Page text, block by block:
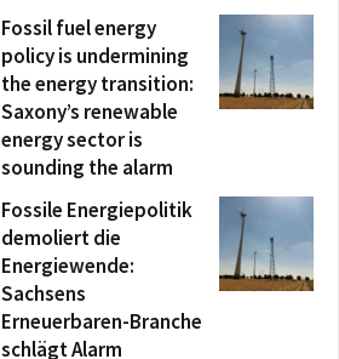
Fossil fuel energy
policy is undermining
the energy transition:
Saxony’s renewable
energy sector is
sounding the alarm
Fossile Energiepolitik
demoliert die
Energiewende:
Sachsens
Erneuerbaren-Branche
schlägt Alarm